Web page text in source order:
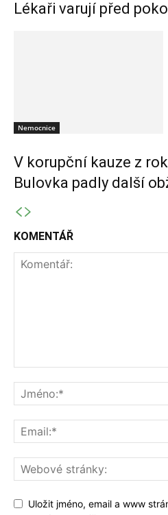
Lékaři varují před
Nemocnice
V korupční kauze z
Bulovka padly další
KOMENTÁŘ
Uložit jméno, email a www